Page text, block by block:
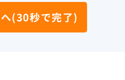
(30秒で完了)